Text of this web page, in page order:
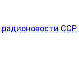
радионовости ССР